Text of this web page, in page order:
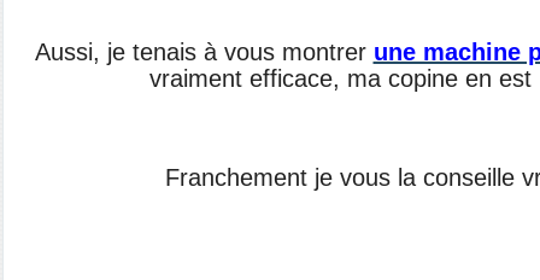
Aussi, je tenais à vous montrer une machine
vraiment efficace, ma copine en est
Franchement je vous la conseille